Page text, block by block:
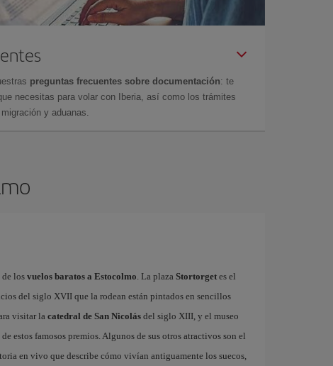
preguntas frecuentes sobre documentación: te
necesitas para volar con Iberia, así como los trámites
y aduanas.
los vuelos baratos a Estocolmo. La plaza Stortorgetes el
del siglo XVII que la rodean están pintados en sencillos
visitar la catedral de San Nicolásdel siglo XIII, y el museo
estos famosos premios. Algunos de sus otros atractivos son el
en vivo que describe cómo vivían antiguamente los suecos,